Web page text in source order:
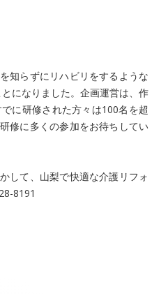
知らずにリハビリをするような
になりました。企画運営は、作
に研修された方々は100名を超
修に多くの参加をお待ちしてい
して、山梨で快適な介護リフォ
8191